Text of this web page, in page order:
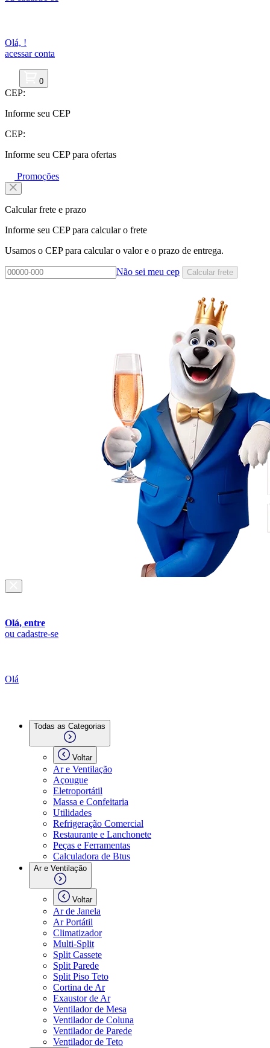
Olá, !
acessar conta
0
CEP:
Informe seu CEP
CEP:
Informe seu CEP para ofertas
Promoções
Calcular frete e prazo
Informe seu CEP para calcular o frete
Usamos o CEP para calcular o valor e o prazo de entrega.
Não sei meu cep Calcular frete
Olá, entre
ou cadastre-se
Olá
Todas as Categorias
Voltar
Ar e Ventilação
Açougue
Eletroportátil
Massa e Confeitaria
Utilidades
Refrigeração Comercial
Restaurante e Lanchonete
Peças e Ferramentas
Calculadora de Btus
Ar e Ventilação
Voltar
Ar de Janela
Ar Portátil
Climatizador
Multi-Split
Split Cassete
Split Parede
Split Piso Teto
Cortina de Ar
Exaustor de Ar
Ventilador de Mesa
Ventilador de Coluna
Ventilador de Parede
Ventilador de Teto